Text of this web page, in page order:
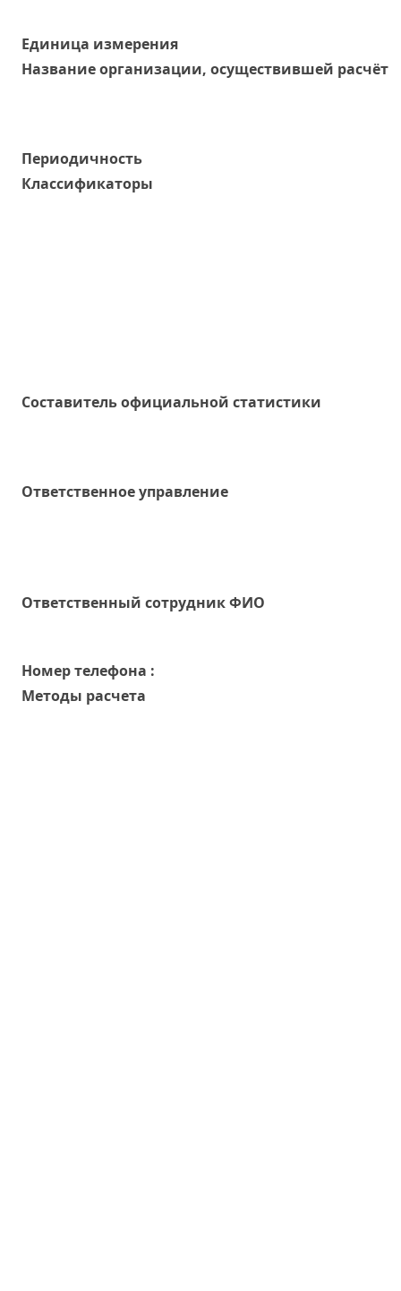
Единица измерения
Название организации, осуществившей расчёт
Периодичность
Классификаторы
Составитель официальной статистики
Ответственное управление
Oтветственный сотрудник ФИО
Номер телефона :
Методы расчета